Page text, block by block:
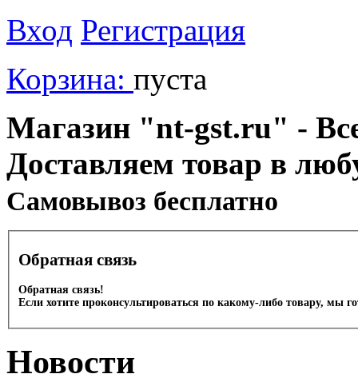
Вход Регистрация
Корзина: пуста
Магазин "nt-gst.ru" -
Доставляем товар в
Cамовывоз бесплатно
Обратная связь
Обратная связь!
Если хотите проконсультироваться по какому-либо товару, мы
Новости